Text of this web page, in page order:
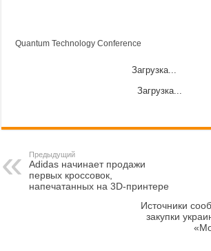
Quantum Technology Conference
Загрузка...
Загрузка...
Предыдущий
Adidas начинает продажи
первых кроссовок,
напечатанных на 3D-принтере
Источники
закупки